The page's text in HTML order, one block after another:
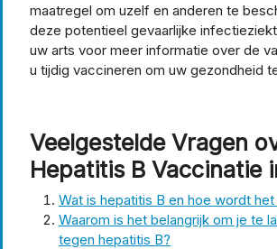
maatregel om uzelf en anderen te
deze potentieel gevaarlijke
uw arts voor meer informatie over de
u tijdig vaccineren om uw gezondheid
Veelgestelde Vragen
Hepatitis B Vaccinatie
Wat is hepatitis B en hoe wordt
Waarom is het belangrijk om je te
tegen hepatitis B?